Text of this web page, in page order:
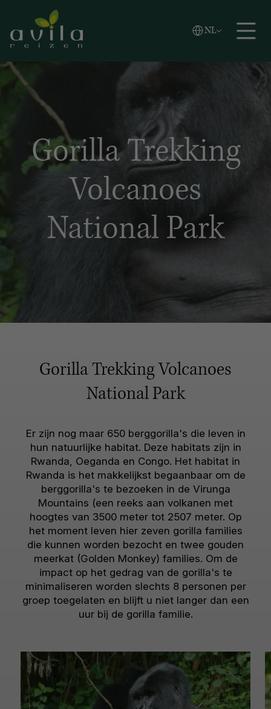
Zoeken
NL
Vlaams
English
Gorilla Trekking
Volcanoes
National Park
Gorilla Trekking Volcanoes
National Park
Er zijn nog maar 650 berggorilla's die leven in
hun natuurlijke habitat. Deze habitats zijn in
Rwanda, Oeganda en Congo. Het habitat in
Rwanda is het makkelijkst begaanbaar om de
berggorilla's te bezoeken in de Virunga
Mountains (een reeks aan volkanen met
hoogtes van 3500 meter tot 2507 meter. Op
het moment leven hier zeven gorilla families
die kunnen worden bezocht en twee gouden
meerkat (Golden Monkey) families. Om de
impact op het gedrag van de gorilla's te
minimaliseren worden slechts 8 personen per
groep toegelaten en blijft u niet langer dan een
uur bij de gorilla familie.